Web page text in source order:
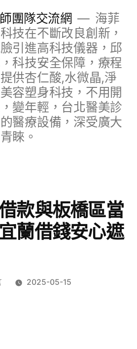
團隊交流網
海菲
技在不斷改良創新，
引進高科技儀器，邱
科技安全保障，療程
供杏仁酸,水微晶,淨
容塑身科技，不用開
變年輕，台北醫美診
醫療設備，深受廣大
睞。
款與板橋區當
蘭借錢安心遮
2025-05-15